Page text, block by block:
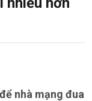
nhà mạng đua